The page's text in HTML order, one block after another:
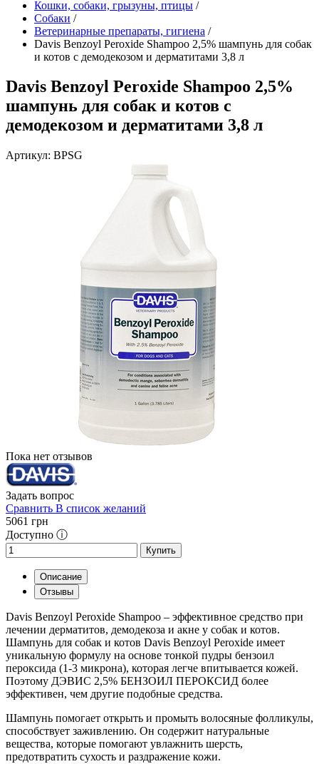
Кошки, собаки, грызуны, птицы /
Собаки /
Ветеринарные препараты, гигиена /
Davis Benzoyl Peroxide Shampoo 2,5% шампунь для собак
и котов с демодекозом и дерматитами 3,8 л
Davis Benzoyl Peroxide Shampoo 2,5%
шампунь для собак и котов с
демодекозом и дерматитами 3,8 л
Артикул: BPSG
Пока нет отзывов
Задать вопрос
Сравнить В список желаний
5061 грн
Доступно ⓘ
Купить
Описание
Отзывы
Davis Benzoyl Peroxide Shampoo – эффективное средство при
лечении дерматитов, демодекоза и акне у собак и котов.
Шампунь для собак и котов Davis Benzoyl Peroxide имеет
уникальную формулу на основе тонкой пудры бензоил
пероксида (1-3 микрона), которая легче впитывается кожей.
Поэтому ДЭВИС 2,5% БЕНЗОИЛ ПЕРОКСИД более
эффективен, чем другие подобные средства.
Шампунь помогает открыть и промыть волосяные фолликулы,
способствует заживлению. Он содержит натуральные
вещества, которые помогают увлажнить шерсть,
предотвратить сухость и раздражение кожи.